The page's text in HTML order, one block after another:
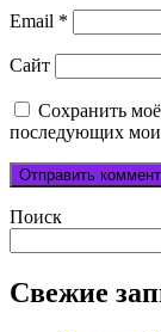
Email *
Сайт
Сохранить
последующих
Поиск
Свежие